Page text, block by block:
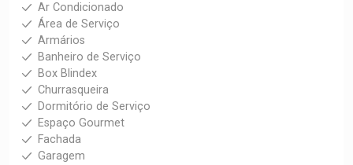
Ar Condicionado
Área de Serviço
Armários
Banheiro de Serviço
Box Blindex
Churrasqueira
Dormitório de Serviço
Espaço Gourmet
Fachada
Garagem